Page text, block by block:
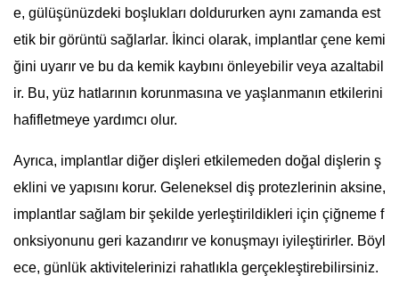
e, gülüşünüzdeki boşlukları doldururken aynı zamanda est
etik bir görüntü sağlarlar. İkinci olarak, implantlar çene kemi
ğini uyarır ve bu da kemik kaybını önleyebilir veya azaltabil
ir. Bu, yüz hatlarının korunmasına ve yaşlanmanın etkilerini
hafifletmeye yardımcı olur.
Ayrıca, implantlar diğer dişleri etkilemeden doğal dişlerin ş
eklini ve yapısını korur. Geleneksel diş protezlerinin aksine,
implantlar sağlam bir şekilde yerleştirildikleri için çiğneme f
onksiyonunu geri kazandırır ve konuşmayı iyileştirirler. Böyl
ece, günlük aktivitelerinizi rahatlıkla gerçekleştirebilirsiniz.